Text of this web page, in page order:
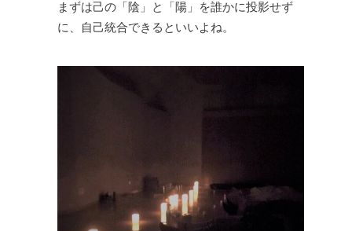
まずは己の「陰」と「陽」を誰かに投影せず
に、自己統合できるといいよね。